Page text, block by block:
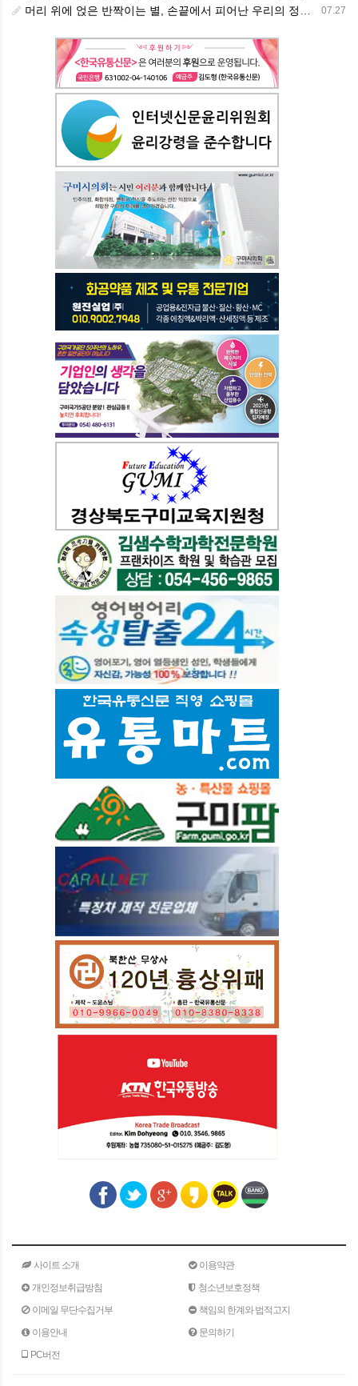
07.27
머리 위에 얹은 반짝이는 별, 손끝에서 피어난 우리의 정체성
사이트 소개
이용약관
개인정보취급방침
청소년보호정책
이메일 무단수집거부
책임의 한계와 법적고지
이용안내
문의하기
PC버전